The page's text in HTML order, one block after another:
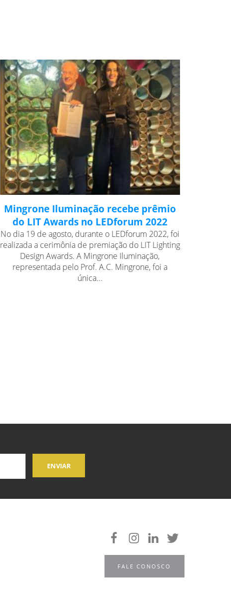
Mingrone Iluminação recebe prêmio
do LIT Awards no LEDforum 2022
No dia 19 de agosto, durante o LEDforum 2022, foi
realizada a cerimônia de premiação do LIT Lighting
Design Awards. A Mingrone Iluminação,
representada pelo Prof. A.C. Mingrone, foi a
única...
FALE CONOSCO